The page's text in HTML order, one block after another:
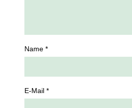
Name *
E-Mail *